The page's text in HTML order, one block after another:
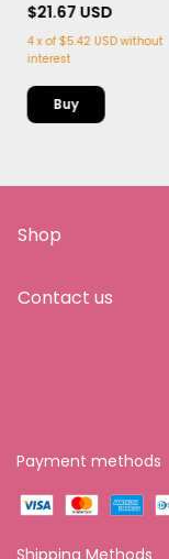
$21.67 USD
4 xof $5.42 USD without
interest
Shop
Contact us
Payment methods